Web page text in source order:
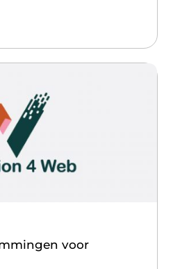
voor